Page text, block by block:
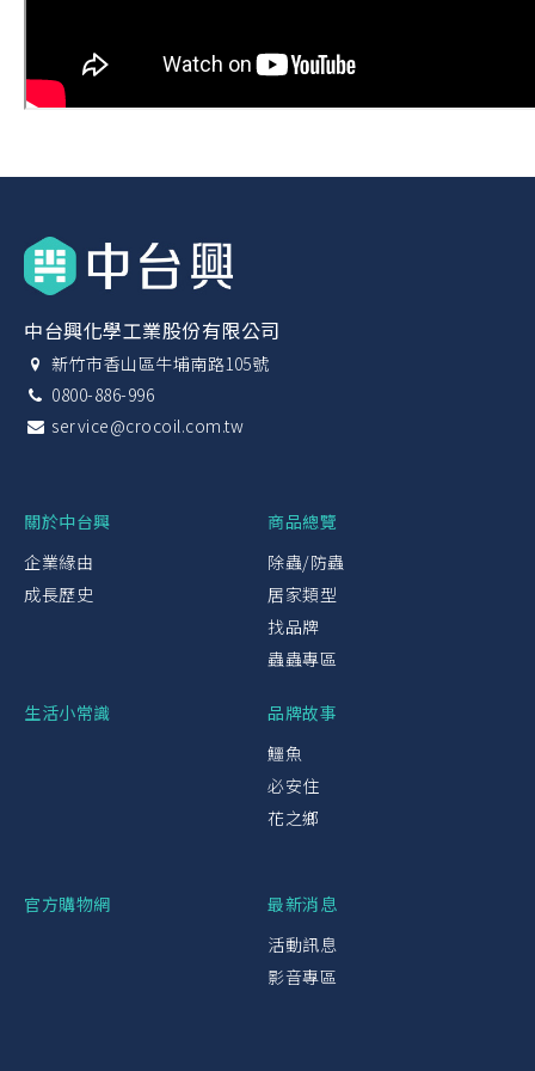
中台興化學工業股份有限公司
新竹市香山區牛埔南路105號
0800-886-996
service@crocoil.com.tw
關於中台興
企業緣由
成長歷史
商品總覽
除蟲/防蟲
居家類型
找品牌
蟲蟲專區
生活小常識
品牌故事
鱷魚
必安住
花之鄉
官方購物網
最新消息
活動訊息
影音專區